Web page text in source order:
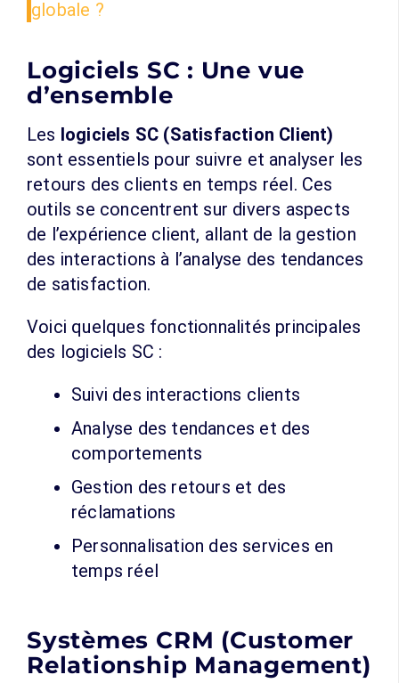
globale ?
Logiciels SC : Une vue
d’ensemble
Les logiciels SC (Satisfaction Client)
sont essentiels pour suivre et analyser les
retours des clients en temps réel. Ces
outils se concentrent sur divers aspects
de l’expérience client, allant de la gestion
des interactions à l’analyse des tendances
de satisfaction.
Voici quelques fonctionnalités principales
des logiciels SC :
Suivi des interactions clients
Analyse des tendances et des
comportements
Gestion des retours et des
réclamations
Personnalisation des services en
temps réel
Systèmes CRM (Customer
Relationship Management)